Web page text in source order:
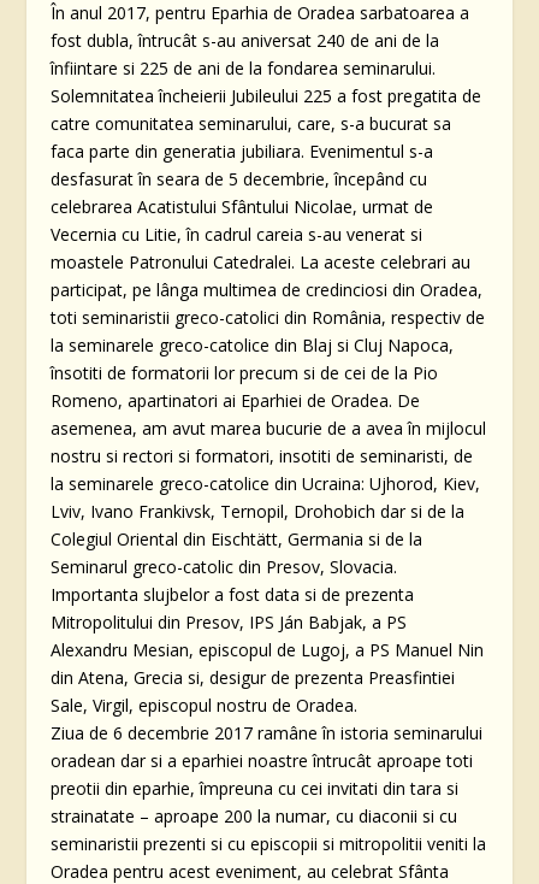
În anul 2017, pentru Eparhia de Oradea sarbatoarea a
fost dubla, întrucât s-au aniversat 240 de ani de la
înfiintare si 225 de ani de la fondarea seminarului.
Solemnitatea încheierii Jubileului 225 a fost pregatita de
catre comunitatea seminarului, care, s-a bucurat sa
faca parte din generatia jubiliara. Evenimentul s-a
desfasurat în seara de 5 decembrie, începând cu
celebrarea Acatistului Sfântului Nicolae, urmat de
Vecernia cu Litie, în cadrul careia s-au venerat si
moastele Patronului Catedralei. La aceste celebrari au
participat, pe lânga multimea de credinciosi din Oradea,
toti seminaristii greco-catolici din România, respectiv de
la seminarele greco-catolice din Blaj si Cluj Napoca,
însotiti de formatorii lor precum si de cei de la Pio
Romeno, apartinatori ai Eparhiei de Oradea. De
asemenea, am avut marea bucurie de a avea în mijlocul
nostru si rectori si formatori, insotiti de seminaristi, de
la seminarele greco-catolice din Ucraina: Ujhorod, Kiev,
Lviv, Ivano Frankivsk, Ternopil, Drohobich dar si de la
Colegiul Oriental din Eischtätt, Germania si de la
Seminarul greco-catolic din Presov, Slovacia.
Importanta slujbelor a fost data si de prezenta
Mitropolitului din Presov, IPS Ján Babjak, a PS
Alexandru Mesian, episcopul de Lugoj, a PS Manuel Nin
din Atena, Grecia si, desigur de prezenta Preasfintiei
Sale, Virgil, episcopul nostru de Oradea.
Ziua de 6 decembrie 2017 ramâne în istoria seminarului
oradean dar si a eparhiei noastre întrucât aproape toti
preotii din eparhie, împreuna cu cei invitati din tara si
strainatate – aproape 200 la numar, cu diaconii si cu
seminaristii prezenti si cu episcopii si mitropolitii veniti la
Oradea pentru acest eveniment, au celebrat Sfânta